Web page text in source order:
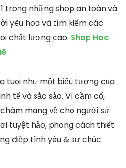
trong những shop an toàn và
yêu hoa và tìm kiếm các
chất lượng cao. Shop Hoa
tuoi như một biểu tượng của
tế và sắc sảo. Vì cầm cố,
mang về cho người sử
tuyệt hảo, phong cách thiết
điệp tình yêu & sự chúc